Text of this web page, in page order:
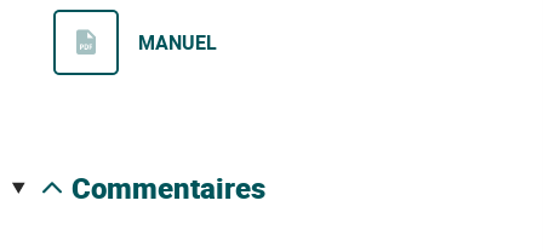
MANUEL
commentaires